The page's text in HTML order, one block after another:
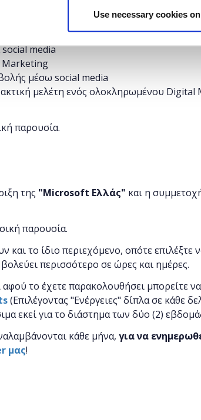
Use necessary cookies
σήμερα και διεθνώς: Facebook,
media
Marketing
μέσω social media
μελέτη ενός ολοκληρωμένου
παρουσία.
της "Microsoft Ελλάς" και η
παρουσία.
και το ίδιο περιεχόμενο, οπότε επιλέξτε
περισσότερο σε ώρες και ημέρες.
το έχετε παρακολουθήσει μπορείτε
(Επιλέγοντας "Ενέργειες" δίπλα σε κάθε
εκεί για το διάστημα των δύο (2)
κάθε μήνα, για να
μας!